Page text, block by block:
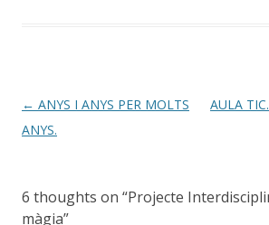
Post
navigation
← ANYS I ANYS PER MOLTS
ANYS.
AULA
6 thoughts on “Projecte
màgia”